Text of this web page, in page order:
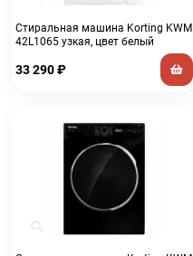
Стиральная машина Korting KWM
42L1065 узкая, цвет белый
33 290₽